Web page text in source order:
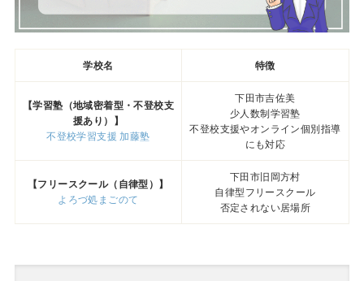
学校名 特徴
【学習塾（地域密着型・不登校支
援あり）】
不登校学習支援 加藤塾
下田市吉佐美
少人数制学習塾
不登校支援やオンライン個別指導
にも対応
【フリースクール（自律型）】
よろづ処まごのて
下田市旧岡方村
自律型フリースクール
否定されない居場所